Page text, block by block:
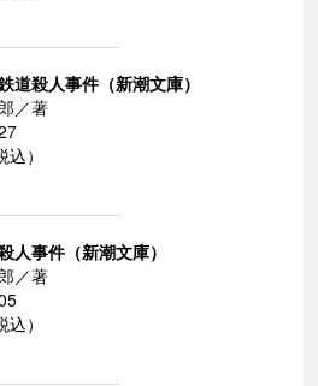
道殺人事件（新潮文庫）
／著
）
人事件（新潮文庫）
／著
）